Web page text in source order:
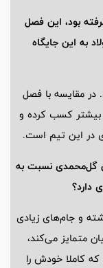
بود، این فصل
به این جایگاه
در مقایسه با فصل
تا هفته دوازدهم 11 امتیاز بیشتر کسب کرده و
در این تیم است.
گل‌محمدی نسبت به
دارد؟
و جام‌های زیادی
متمایز می‌کند،
کاملا خودش را